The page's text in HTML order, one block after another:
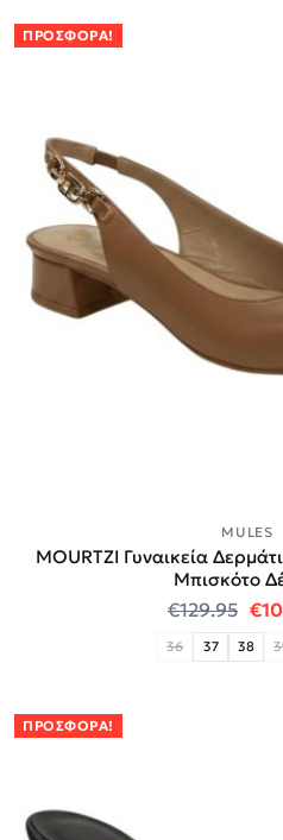
ΠΡΟΣΦΟΡΆ!
MULES
MOURTZI Γυναικεία
Μπισκότο
€129.95 €
36 37 38
ΠΡΟΣΦΟΡΆ!